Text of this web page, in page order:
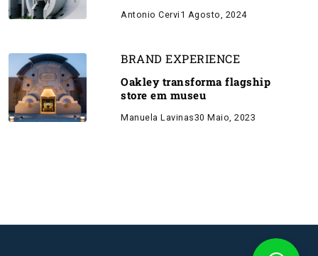
Antonio Cervi 1 Agosto, 2024
BRAND EXPERIENCE
Oakley transforma flagship
store em museu
Manuela Lavinas30 Maio, 2023